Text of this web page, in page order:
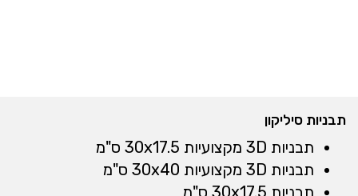
תבניות סיליקון
תבניות 3D מקצועיות 30x17.5 ס"מ
תבניות 3D מקצועיות 30x40 ס"מ
תבניות 30x17.5 ס"מ